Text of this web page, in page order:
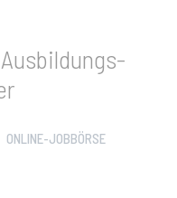
ONLINE-JOBBÖRSE